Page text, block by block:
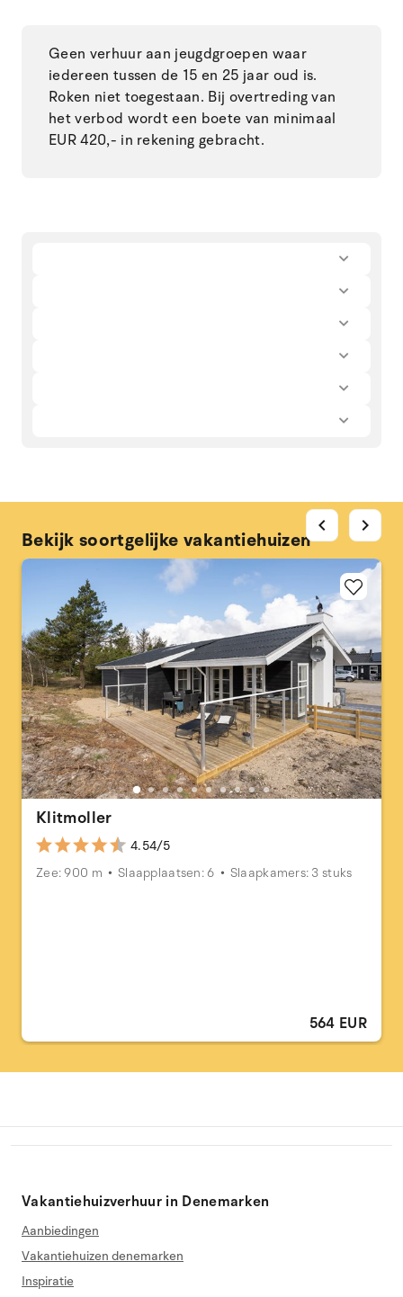
Geen verhuur aan jeugdgroepen waar
iedereen tussen de 15 en 25 jaar oud is.
Roken niet toegestaan. Bij overtreding van
het verbod wordt een boete van minimaal
EUR 420,- in rekening gebracht.
Bekijk soortgelijke vakantiehuizen
Klitmoller
4.54/5
Zee: 900 m
Slaapplaatsen: 6 Slaapkamers: 3 stuks
564 EUR
chevron_left chevron_right
Vakantiehuizverhuur in Denemarken
Aanbiedingen
Vakantiehuizen denemarken
Inspiratie